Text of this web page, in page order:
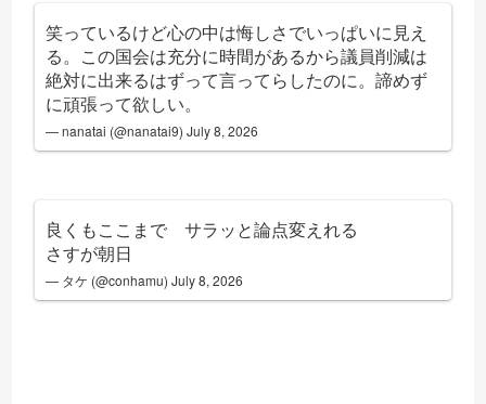
笑っているけど心の中は悔しさでいっぱいに見え
る。この国会は充分に時間があるから議員削減は
絶対に出来るはずって言ってらしたのに。諦めず
に頑張って欲しい。
— nanatai (@nanatai9)July 8, 2026
良くもここまで サラッと論点変えれる
さすが朝日
— タケ (@conhamu)July 8, 2026